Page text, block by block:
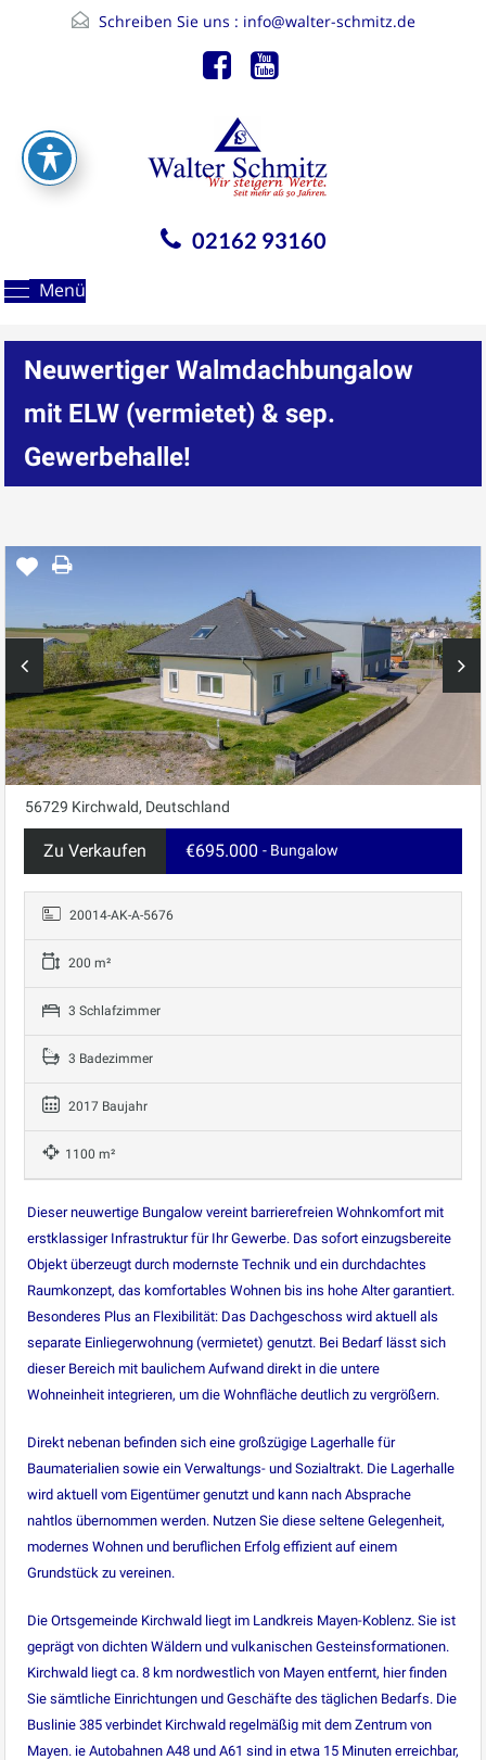
Schreiben Sie uns : info@walter-schmitz.de
02162 93160
Menü
Neuwertiger Walmdachbungalow
mit ELW (vermietet) & sep.
Gewerbehalle!
56729 Kirchwald, Deutschland
Zu Verkaufen €695.000 - Bungalow
20014-AK-A-5676
200 m²
3 Schlafzimmer
3 Badezimmer
2017 Baujahr
1100 m²
Dieser neuwertige Bungalow vereint barrierefreien Wohnkomfort mit
erstklassiger Infrastruktur für Ihr Gewerbe. Das sofort einzugsbereite
Objekt überzeugt durch modernste Technik und ein durchdachtes
Raumkonzept, das komfortables Wohnen bis ins hohe Alter garantiert.
Besonderes Plus an Flexibilität: Das Dachgeschoss wird aktuell als
separate Einliegerwohnung (vermietet) genutzt. Bei Bedarf lässt sich
dieser Bereich mit baulichem Aufwand direkt in die untere
Wohneinheit integrieren, um die Wohnfläche deutlich zu vergrößern.
Direkt nebenan befinden sich eine großzügige Lagerhalle für
Baumaterialien sowie ein Verwaltungs- und Sozialtrakt. Die Lagerhalle
wird aktuell vom Eigentümer genutzt und kann nach Absprache
nahtlos übernommen werden. Nutzen Sie diese seltene Gelegenheit,
modernes Wohnen und beruflichen Erfolg effizient auf einem
Grundstück zu vereinen.
Die Ortsgemeinde Kirchwald liegt im Landkreis Mayen-Koblenz. Sie ist
geprägt von dichten Wäldern und vulkanischen Gesteinsformationen.
Kirchwald liegt ca. 8 km nordwestlich von Mayen entfernt, hier finden
Sie sämtliche Einrichtungen und Geschäfte des täglichen Bedarfs. Die
Buslinie 385 verbindet Kirchwald regelmäßig mit dem Zentrum von
Mayen. ie Autobahnen A48 und A61 sind in etwa 15 Minuten erreichbar,